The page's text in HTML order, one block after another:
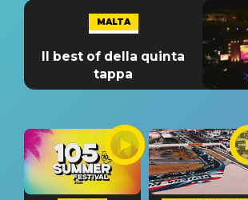
MALTA
Il best of della quinta
tappa